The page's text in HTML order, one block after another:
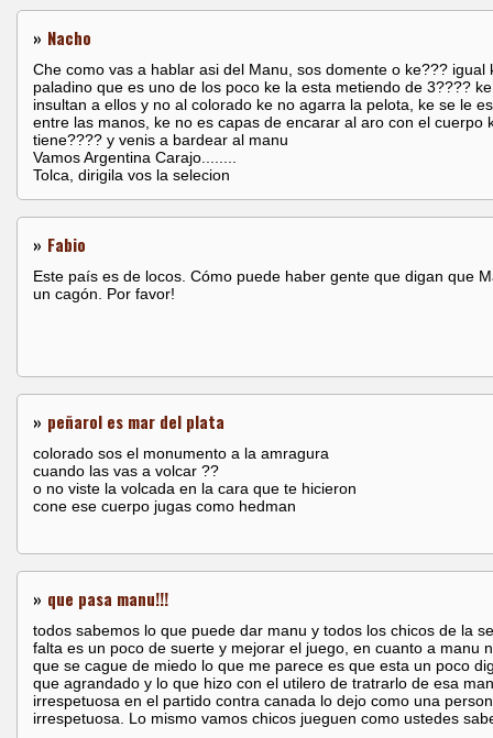
» Nacho
Che como vas a hablar asi del Manu, sos domente o ke??? igual
paladino que es uno de los poco ke la esta metiendo de 3????
insultan a ellos y no al colorado ke no agarra la pelota, ke se le
entre las manos, ke no es capas de encarar al aro con el cuerpo
tiene???? y venis a bardear al manu
Vamos Argentina Carajo........
Tolca, dirigila vos la selecion
» Fabio
Este país es de locos. Cómo puede haber gente que digan que
un cagón. Por favor!
» peñarol es mar del plata
colorado sos el monumento a la amragura
cuando las vas a volcar ??
o no viste la volcada en la cara que te hicieron
cone ese cuerpo jugas como hedman
» que pasa manu!!!
todos sabemos lo que puede dar manu y todos los chicos de la
falta es un poco de suerte y mejorar el juego, en cuanto a manu
que se cague de miedo lo que me parece es que esta un poco
que agrandado y lo que hizo con el utilero de tratrarlo de esa
irrespetuosa en el partido contra canada lo dejo como una
irrespetuosa. Lo mismo vamos chicos jueguen como ustedes